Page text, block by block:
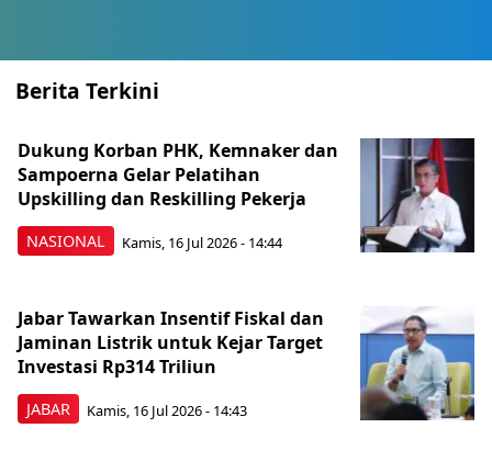
Berita Terkini
NASIONAL
Dukung Korban PHK, Kemnaker dan
Sampoerna Gelar Pelatihan
Upskilling dan Reskilling Pekerja
Kamis, 16 Jul 2026 - 14:44
JABAR
Jabar Tawarkan Insentif Fiskal dan
Jaminan Listrik untuk Kejar Target
Investasi Rp314 Triliun
Kamis, 16 Jul 2026 - 14:43